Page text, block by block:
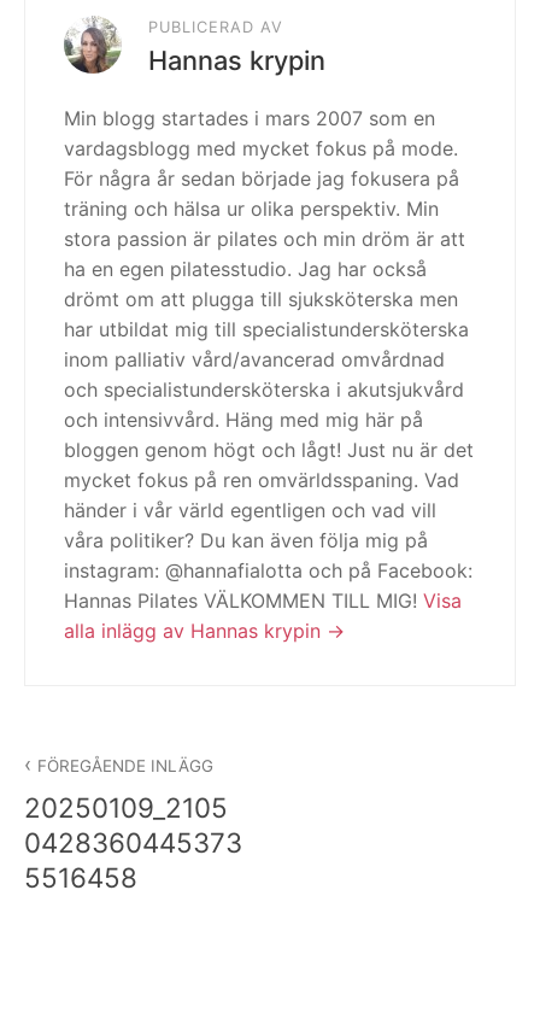
PUBLICERAD AV
Hannas krypin
Min blogg startades i mars 2007 som en
vardagsblogg med mycket fokus på mode.
För några år sedan började jag fokusera på
träning och hälsa ur olika perspektiv. Min
stora passion är pilates och min dröm är att
ha en egen pilatesstudio. Jag har också
drömt om att plugga till sjuksköterska men
har utbildat mig till specialistundersköterska
inom palliativ vård/avancerad omvårdnad
och specialistundersköterska i akutsjukvård
och intensivvård. Häng med mig här på
bloggen genom högt och lågt! Just nu är det
mycket fokus på ren omvärldsspaning. Vad
händer i vår värld egentligen och vad vill
våra politiker? Du kan även följa mig på
instagram: @hannafialotta och på Facebook:
Hannas Pilates VÄLKOMMEN TILL MIG! Visa
alla inlägg av Hannas krypin
FÖREGÅENDE INLÄGG
20250109_2105
0428360445373
5516458